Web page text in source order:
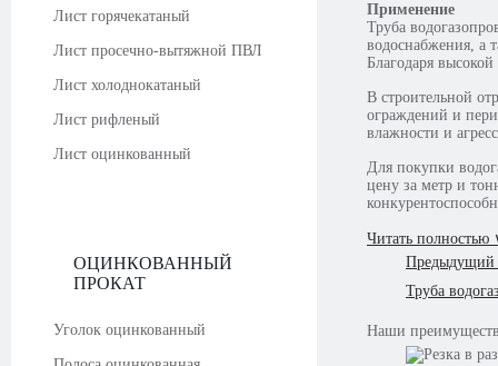
Лист горячекатаный
Лист просечно-вытяжной ПВЛ
Лист холоднокатаный
Лист рифленый
Лист оцинкованный
ОЦИНКОВАННЫЙ
ПРОКАТ
Уголок оцинкованный
Применение
Труба
водоснабжения, а
Благодаря
В строительной
ограждений и
влажности и
Для покупки
цену за метр и
Читать полностью
Предыдущий
Труба
Наши